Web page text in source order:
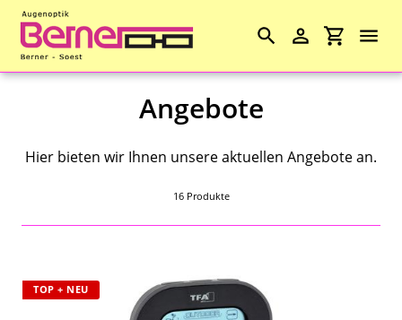
Direkt
SuchenEinloggen
Kontaktlinsen
Lupen
S
m
l
n
Angebote
Hier bieten wir Ihnen unsere aktuellen Angebote an.
16 Produkte
TOP + NEU